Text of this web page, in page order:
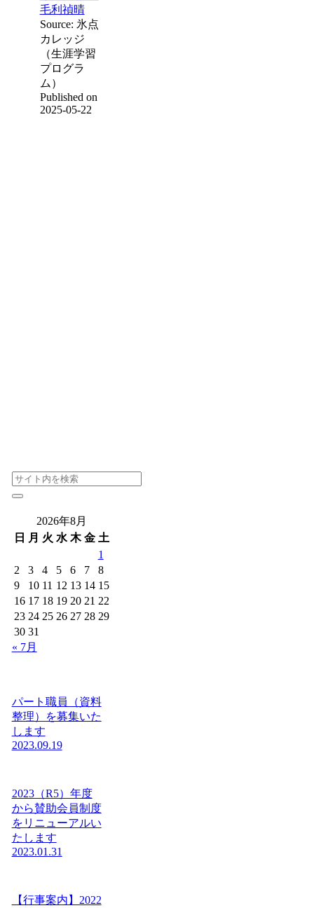
毛利禎晴
Source: 氷点
カレッジ
（生涯学習
プログラ
ム）
Published on
2025-05-22
2026年8月
日
月 火 水 木 金 土
1
2
3 4 5 6 7
8
9
10 11 12 13 14 15
16 17 18 19 20 21 22
23 24 25 26 27 28 29
30 31
« 7月
パート職員（資料
整理）を募集いた
します
2023.09.19
2023（R5）年度
から賛助会員制度
をリニューアルい
たします
2023.01.31
【行事案内】2022